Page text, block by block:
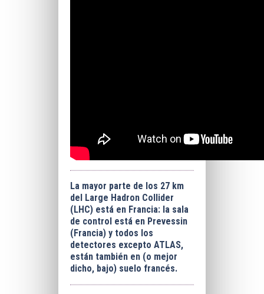
La mayor parte de los 27 km
del Large Hadron Collider
(LHC) está en Francia: la sala
de control está en Prevessin
(Francia) y todos los
detectores excepto ATLAS,
están también en (o mejor
dicho, bajo) suelo francés.